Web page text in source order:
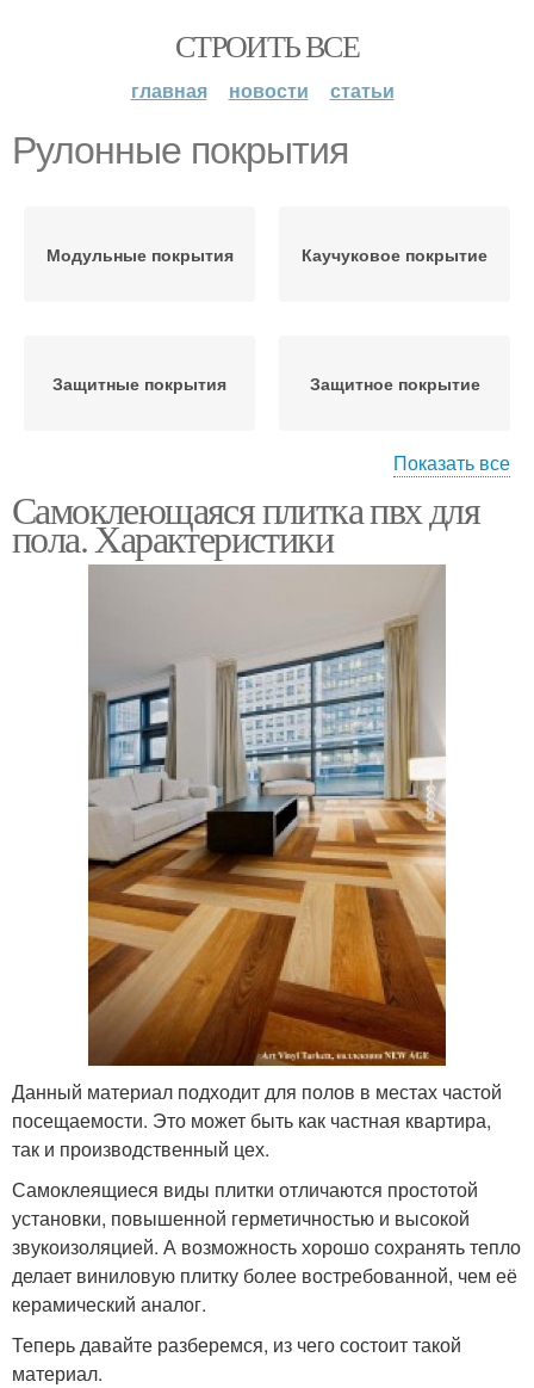
СТРОИТЬ ВСЕ
главная новости статьи
Рулонные покрытия
Модульные покрытия Каучуковое покрытие
Защитные покрытия Защитное покрытие
Модульное покрытие Плиточные покрытия
Спортивное покрытие
Покрытие для улицы
Покрытия из резиновой
крошки
Покрытия для улицы Рулонное покрытие
Резиновое покрытие
Покрытие для детских
площадок
Покрытие из резиновой
Покрытия для
спортивных площадок
Напольное покрытие
Показать все
Самоклеющаяся плитка пвх для
пола. Характеристики
Данный материал подходит для полов в местах частой
посещаемости. Это может быть как частная квартира,
так и производственный цех.
Самоклеящиеся виды плитки отличаются простотой
установки, повышенной герметичностью и высокой
звукоизоляцией. А возможность хорошо сохранять тепло
делает виниловую плитку более востребованной, чем её
керамический аналог.
Теперь давайте разберемся, из чего состоит такой
материал.